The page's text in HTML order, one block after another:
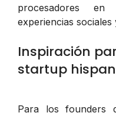
procesadores
experiencias sociales
Inspiración
startup
Para los founders